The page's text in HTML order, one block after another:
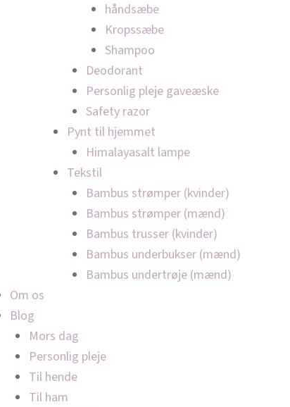
håndsæbe
Kropssæbe
Shampoo
Deodorant
Personlig pleje gaveæske
Safety razor
Pynt til hjemmet
Himalayasalt lampe
Tekstil
Bambus strømper (kvinder)
Bambus strømper (mænd)
Bambus trusser (kvinder)
Bambus underbukser (mænd)
Bambus undertrøje (mænd)
Om os
Blog
Mors dag
Personlig pleje
Til hende
Til ham